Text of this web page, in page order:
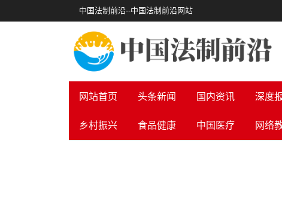
中国法制前沿--中国法制前沿网站
网站首页 头条新闻 国内资讯 深度
乡村振兴 食品健康 中国医疗 网络